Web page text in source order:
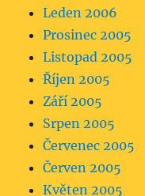
Leden 2006
Prosinec 2005
Listopad 2005
Říjen 2005
Září 2005
Srpen 2005
Červenec 2005
Červen 2005
Květen 2005